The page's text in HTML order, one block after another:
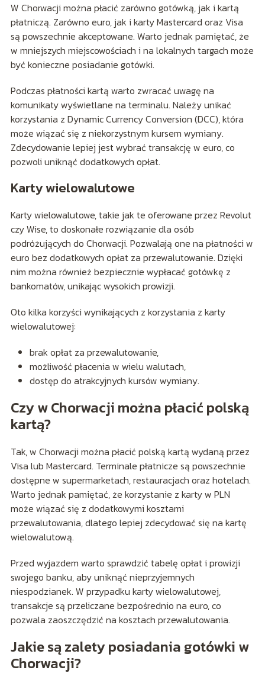
W Chorwacji można płacić zarówno gotówką, jak i kartą
płatniczą. Zarówno euro, jak i karty Mastercard oraz Visa
są powszechnie akceptowane. Warto jednak pamiętać, że
w mniejszych miejscowościach i na lokalnych targach może
być konieczne posiadanie gotówki.
Podczas płatności kartą warto zwracać uwagę na
komunikaty wyświetlane na terminalu. Należy unikać
korzystania z Dynamic Currency Conversion (DCC), która
może wiązać się z niekorzystnym kursem wymiany.
Zdecydowanie lepiej jest wybrać transakcję w euro, co
pozwoli uniknąć dodatkowych opłat.
Karty wielowalutowe
Karty wielowalutowe, takie jak te oferowane przez Revolut
czy Wise, to doskonałe rozwiązanie dla osób
podróżujących do Chorwacji. Pozwalają one na płatności w
euro bez dodatkowych opłat za przewalutowanie. Dzięki
nim można również bezpiecznie wypłacać gotówkę z
bankomatów, unikając wysokich prowizji.
Oto kilka korzyści wynikających z korzystania z karty
wielowalutowej:
brak opłat za przewalutowanie,
możliwość płacenia w wielu walutach,
dostęp do atrakcyjnych kursów wymiany.
Czy w Chorwacji można płacić polską
kartą?
Tak, w Chorwacji można płacić polską kartą wydaną przez
Visa lub Mastercard. Terminale płatnicze są powszechnie
dostępne w supermarketach, restauracjach oraz hotelach.
Warto jednak pamiętać, że korzystanie z karty w PLN
może wiązać się z dodatkowymi kosztami
przewalutowania, dlatego lepiej zdecydować się na kartę
wielowalutową.
Przed wyjazdem warto sprawdzić tabelę opłat i prowizji
swojego banku, aby uniknąć nieprzyjemnych
niespodzianek. W przypadku karty wielowalutowej,
transakcje są przeliczane bezpośrednio na euro, co
pozwala zaoszczędzić na kosztach przewalutowania.
Jakie są zalety posiadania gotówki w
Chorwacji?